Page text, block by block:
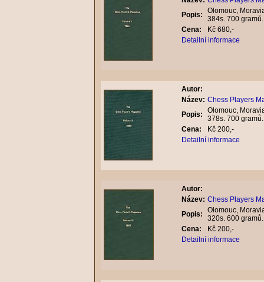
Popis:
Olomouc,
384s. 700
Cena:
Kč 680,-
Detailní informace
Autor:
Název: Chess Players
Popis:
Olomouc,
378s. 700
Cena:
Kč 200,-
Detailní informace
Autor:
Název: Chess Players
Popis:
Olomouc,
320s. 600
Cena:
Kč 200,-
Detailní informace